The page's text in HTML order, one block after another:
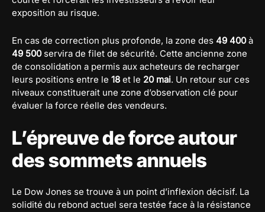
exposition au risque.
En cas de correction plus profonde, la zone des 49 400à
49 500 servira de filet de sécurité. Cette ancienne zone
de consolidation a permis aux acheteurs de recharger
leurs positions entre le 18 et le 20 mai. Un retour sur ces
niveaux constituerait une zone d’observation clé pour
évaluer la force réelle des vendeurs.
L’épreuve de force autour
des sommets annuels
Le Dow Jones se trouve à un point d’inflexion décisif. La
solidité du rebond actuel sera testée face à la résistance